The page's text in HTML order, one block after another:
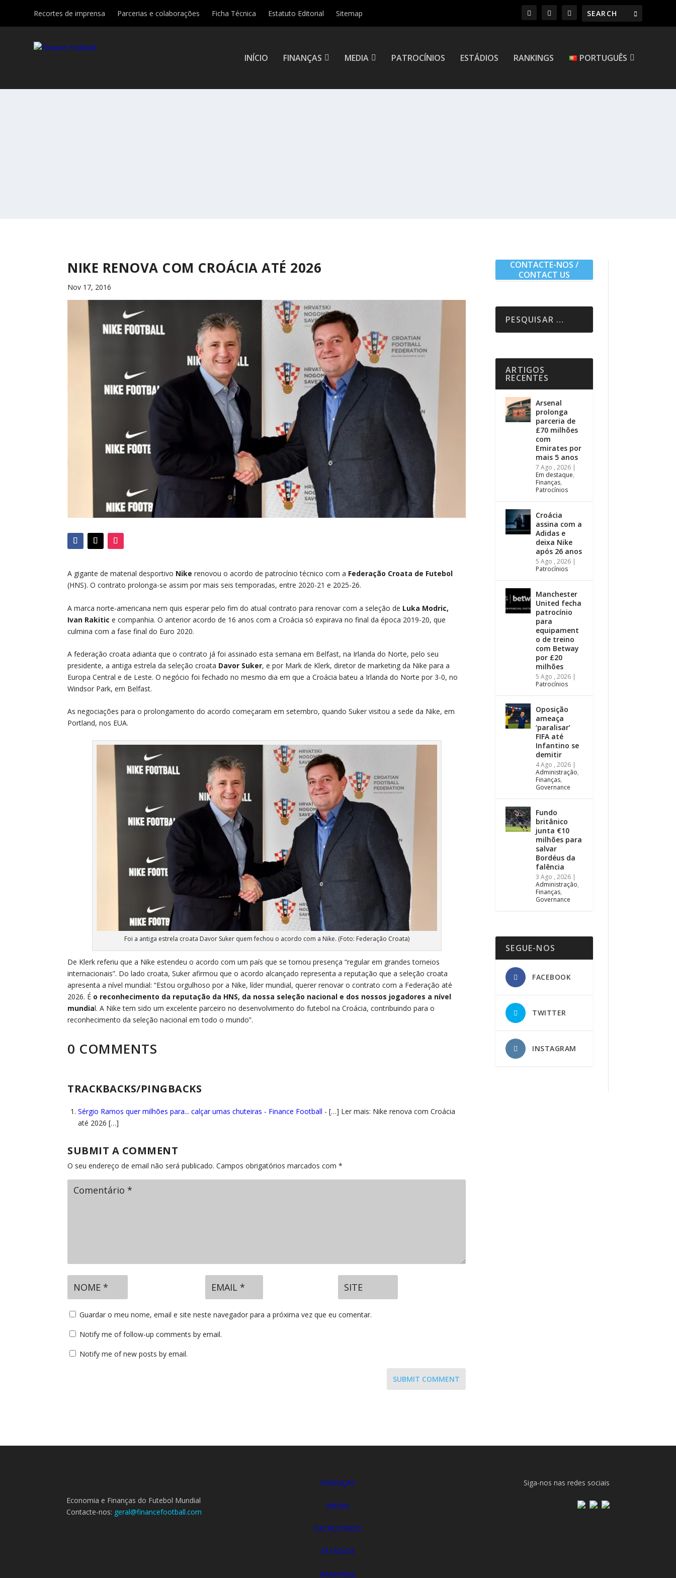
Recortes de imprensa Parcerias e colaborações Ficha Técnica Estatuto Editorial Sitemap
INÍCIO FINANÇAS MEDIA PATROCÍNIOS ESTÁDIOS RANKINGS PORTUGUÊS
NIKE RENOVA COM CROÁCIA ATÉ 2026
Nov 17, 2016
A gigante de material desportivo Nike renovou o acordo de patrocínio técnico com a Federação Croata de Futebol
(HNS). O contrato prolonga-se assim por mais seis temporadas, entre 2020-21 e 2025-26.
A marca norte-americana nem quis esperar pelo fim do atual contrato para renovar com a seleção de Luka Modric,
Ivan Rakitic e companhia. O anterior acordo de 16 anos com a Croácia só expirava no final da época 2019-20, que
culmina com a fase final do Euro 2020.
A federação croata adianta que o contrato já foi assinado esta semana em Belfast, na Irlanda do Norte, pelo seu
presidente, a antiga estrela da seleção croata Davor Suker, e por Mark de Klerk, diretor de marketing da Nike para a
Europa Central e de Leste. O negócio foi fechado no mesmo dia em que a Croácia bateu a Irlanda do Norte por 3-0, no
Windsor Park, em Belfast.
As negociações para o prolongamento do acordo começaram em setembro, quando Suker visitou a sede da Nike, em
Portland, nos EUA.
Foi a antiga estrela croata Davor Suker quem fechou o acordo com a Nike. (Foto: Federação Croata)
De Klerk referiu que a Nike estendeu o acordo com um país que se tornou presença “regular em grandes torneios
internacionais”. Do lado croata, Suker afirmou que o acordo alcançado representa a reputação que a seleção croata
apresenta a nível mundial: “Estou orgulhoso por a Nike, líder mundial, querer renovar o contrato com a Federação até
2026. É o reconhecimento da reputação da HNS, da nossa seleção nacional e dos nossos jogadores a nível
mundial. A Nike tem sido um excelente parceiro no desenvolvimento do futebol na Croácia, contribuindo para o
reconhecimento da seleção nacional em todo o mundo”.
0 COMMENTS
TRACKBACKS/PINGBACKS
Sérgio Ramos quer milhões para... calçar umas chuteiras - Finance Football - […] Ler mais: Nike renova com Croácia
até 2026 […]
SUBMIT A COMMENT
O seu endereço de email não será publicado. Campos obrigatórios marcados com*
Guardar o meu nome, email e site neste navegador para a próxima vez que eu comentar.
Notify me of follow-up comments by email.
Notify me of new posts by email.
SUBMIT COMMENT
CONTACTE-NOS /
CONTACT US
ARTIGOS
RECENTES
Arsenal
prolonga
parceria de
£70 milhões
com
Emirates por
mais 5 anos
7 Ago , 2026 |
Em destaque,
Finanças,
Patrocínios
Croácia
assina com a
Adidas e
deixa Nike
após 26 anos
5 Ago , 2026 |
Patrocínios
Manchester
United fecha
patrocínio
para
equipament
o de treino
com Betway
por £20
milhões
5 Ago , 2026 |
Patrocínios
Oposição
ameaça
‘paralisar’
FIFA até
Infantino se
demitir
4 Ago , 2026 |
Administração,
Finanças,
Governance
Fundo
britânico
junta €10
milhões para
salvar
Bordéus da
falência
3 Ago , 2026 |
Administração,
Finanças,
Governance
SEGUE-NOS
FACEBOOK
TWITTER
INSTAGRAM
Economia e Finanças do Futebol Mundial
Contacte-nos: geral@financefootball.com
FINANÇAS
MEDIA
PATROCÍNIOS
ESTÁDIOS
RANKINGS
Siga-nos nas redes sociais